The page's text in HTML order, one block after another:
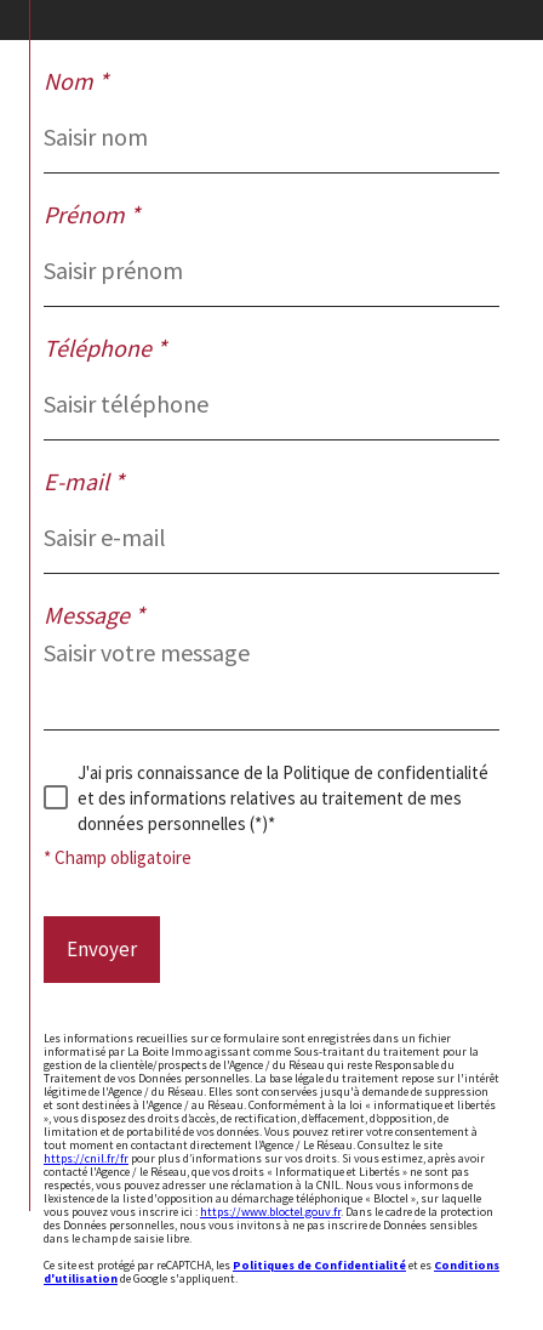
Nom *
Prénom *
Téléphone *
E-mail *
Message *
J'ai pris connaissance de la Politique de confidentialité
et des informations relatives au traitement de mes
données personnelles (*)*
* Champ obligatoire
Envoyer
Les informations recueillies sur ce formulaire sont enregistrées dans un fichier
informatisé par La Boite Immo agissant comme Sous-traitant du traitement pour la
gestion de la clientèle/prospects de l'Agence / du Réseau qui reste Responsable du
Traitement de vos Données personnelles. La base légale du traitement repose sur l'intérêt
légitime de l'Agence / du Réseau. Elles sont conservées jusqu'à demande de suppression
et sont destinées à l'Agence / au Réseau. Conformément à la loi « informatique et libertés
», vous disposez des droits d’accès, de rectification, d’effacement, d’opposition, de
limitation et de portabilité de vos données. Vous pouvez retirer votre consentement à
tout moment en contactant directement l’Agence / Le Réseau. Consultez le site
https://cnil.fr/fr pour plus d’informations sur vos droits. Si vous estimez, après avoir
contacté l'Agence / le Réseau, que vos droits « Informatique et Libertés » ne sont pas
respectés, vous pouvez adresser une réclamation à la CNIL. Nous vous informons de
l’existence de la liste d'opposition au démarchage téléphonique « Bloctel », sur laquelle
vous pouvez vous inscrire ici : https://www.bloctel.gouv.fr. Dans le cadre de la protection
des Données personnelles, nous vous invitons à ne pas inscrire de Données sensibles
dans le champ de saisie libre.
Ce site est protégé par reCAPTCHA, les Politiques de Confidentialitéet es Conditions
d'utilisationde Google s'appliquent.